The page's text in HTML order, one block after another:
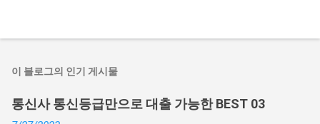
이 블로그의 인기 게시물
통신사 통신등급만으로 대출 가능한 BEST 03